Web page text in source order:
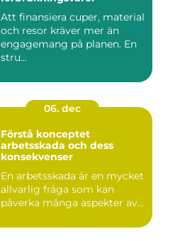
Att finansiera cuper, material
och resor kräver mer än
engagemang på planen. En
stru...
06. dec
Förstå konceptet
arbetsskada och dess
konsekvenser
En arbetsskada är en mycket
allvarlig fråga som kan
påverka många aspekter av...